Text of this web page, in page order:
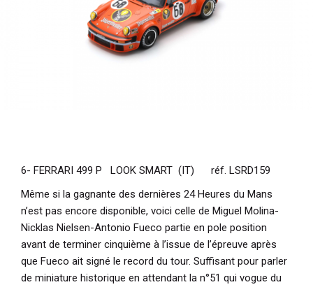
6- FERRARI 499 P LOOK SMART (IT) réf. LSRD159
Même si la gagnante des dernières 24 Heures du Mans
n’est pas encore disponible, voici celle de Miguel Molina-
Nicklas Nielsen-Antonio Fueco partie en pole position
avant de terminer cinquième à l’issue de l’épreuve après
que Fueco ait signé le record du tour. Suffisant pour parler
de miniature historique en attendant la n°51 qui vogue du